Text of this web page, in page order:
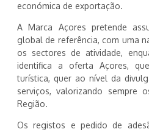
económica de exportação.
A Marca Açores pretende
global de referência, com uma
os sectores de atividade,
identifica a oferta Açores,
turística, quer ao nível da
serviços, valorizando sempre
Região.
Os registos e pedido de